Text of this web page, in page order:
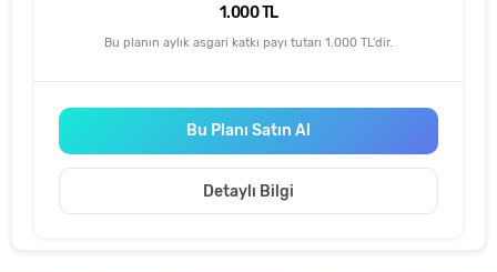
1.000 TL
Bu planın aylık asgari katkı payı tutarı 1.000 TL’dir.
Bu Planı Satın Al
Detaylı Bilgi